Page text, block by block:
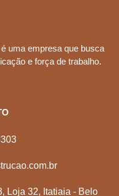
uma empresa que busca
e força de trabalho.
Loja 32, Itatiaia - Belo